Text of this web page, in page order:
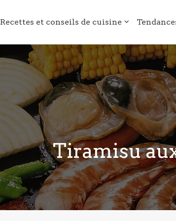
Recettes et conseils de cuisine
Tiramisu